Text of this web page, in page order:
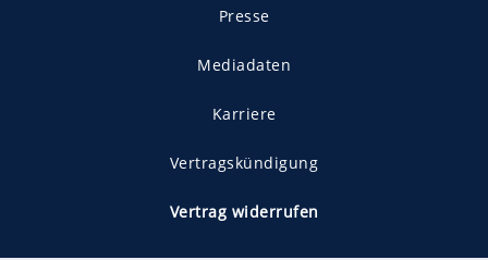
Presse
Mediadaten
Karriere
Vertragskündigung
Vertrag widerrufen